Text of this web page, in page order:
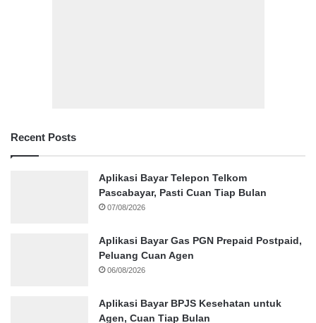
Recent Posts
Aplikasi Bayar Telepon Telkom
Pascabayar, Pasti Cuan Tiap Bulan
07/08/2026
Aplikasi Bayar Gas PGN Prepaid Postpaid,
Peluang Cuan Agen
06/08/2026
Aplikasi Bayar BPJS Kesehatan untuk
Agen, Cuan Tiap Bulan